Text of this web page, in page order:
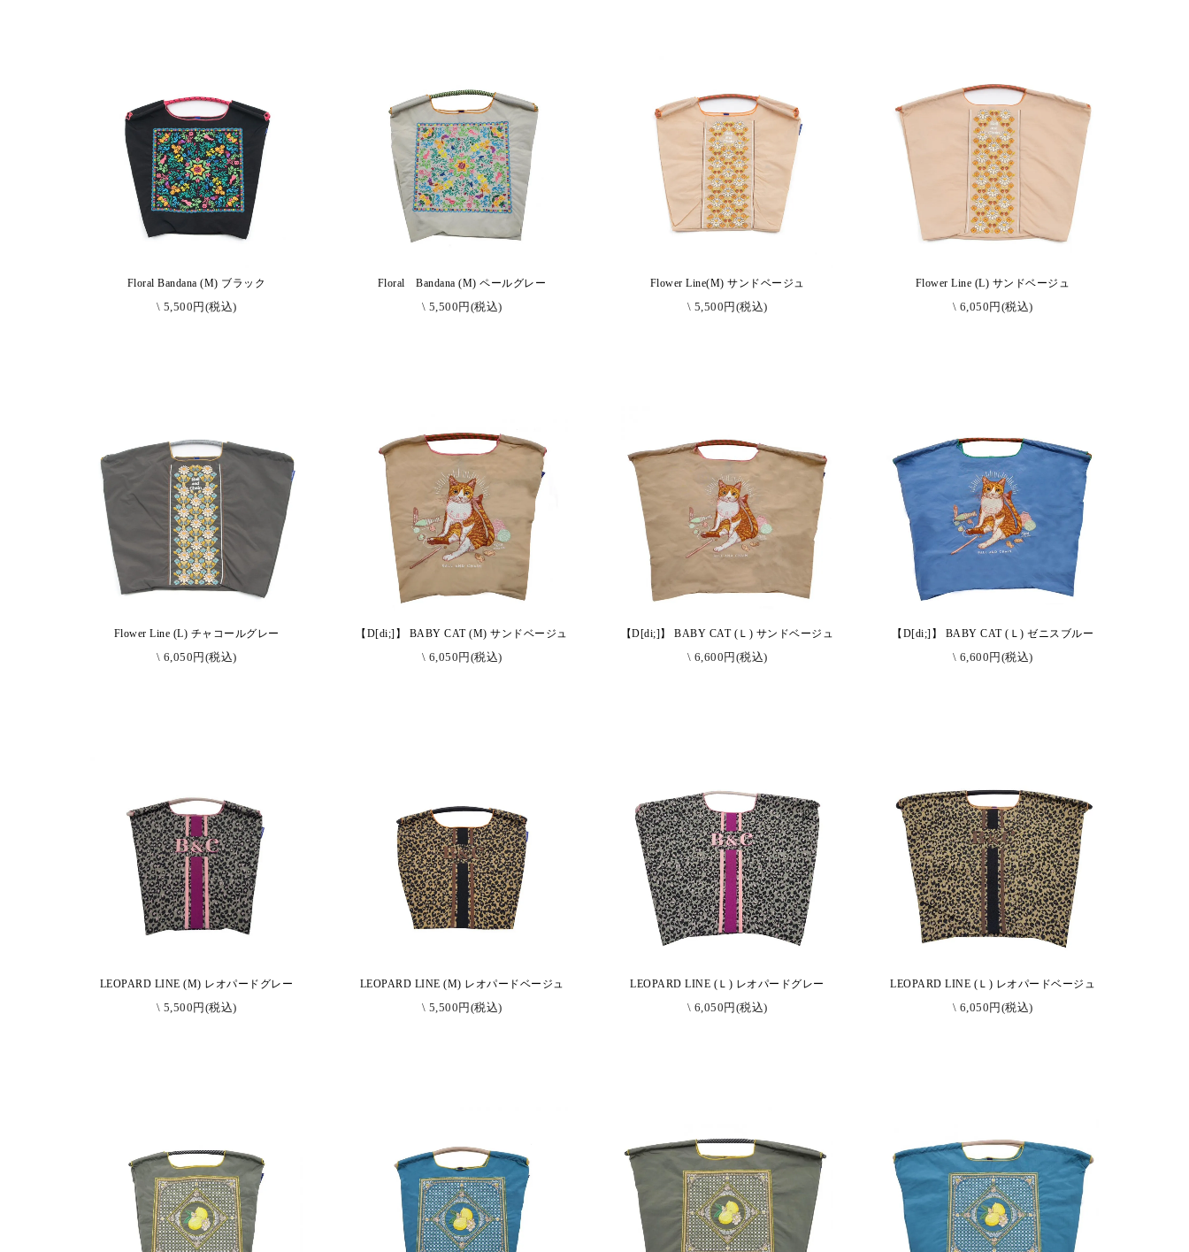
Floral Bandana (M) ブラック
\ 5,500円(税込)
Floral Bandana (M) ペールグレー
\ 5,500円(税込)
Flower Line(M) サンドベージュ
\ 5,500円(税込)
Flower Line (L) サンドベージュ
\ 6,050円(税込)
Flower Line (L) チャコールグレー
\ 6,050円(税込)
【D[di;]】 BABY CAT (M) サンドベージュ
\ 6,050円(税込)
【D[di;]】 BABY CAT (Ｌ) サンドベージュ
\ 6,600円(税込)
【D[di;]】 BABY CAT (Ｌ) ゼニスブルー
\ 6,600円(税込)
LEOPARD LINE (M) レオパードグレー
\ 5,500円(税込)
LEOPARD LINE (M) レオパードベージュ
\ 5,500円(税込)
LEOPARD LINE (Ｌ) レオパードグレー
\ 6,050円(税込)
LEOPARD LINE (Ｌ) レオパードベージュ
\ 6,050円(税込)